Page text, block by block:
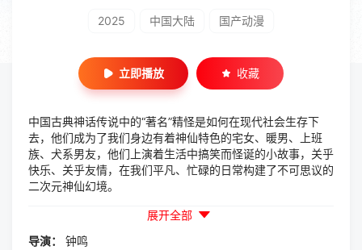
2025 中国大陆 国产动漫
立即播放 收藏
中国古典神话传说中的“著名”精怪是如何在现代社会生存下
去，他们成为了我们身边有着神仙特色的宅女、暖男、上班
族、犬系男友，他们上演着生活中搞笑而怪诞的小故事，关乎
快乐、关乎友情，在我们平凡、忙碌的日常构建了不可思议的
二次元神仙幻境。
展开全部
导演：
钟鸣